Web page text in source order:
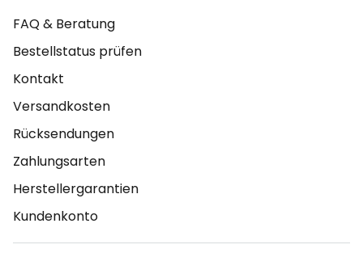
FAQ & Beratung
Bestellstatus prüfen
Kontakt
Versandkosten
Rücksendungen
Zahlungsarten
Herstellergarantien
Kundenkonto